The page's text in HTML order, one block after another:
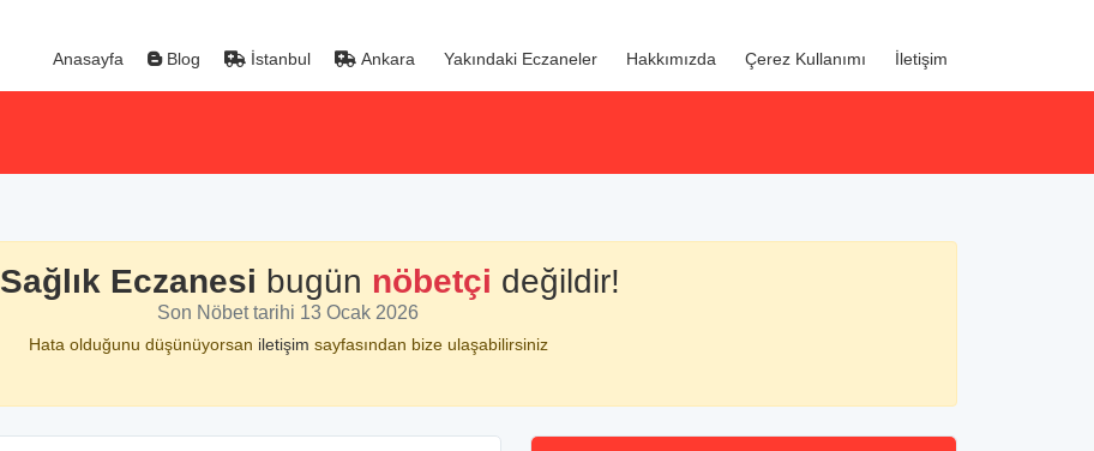
Anasayfa Blog İstanbul Ankara Yakındaki Eczaneler Hakkımızda Çerez Kullanımı İletişim
Sağlık Eczanesi bugün nöbetçi değildir!
Son Nöbet tarihi 13 Ocak 2026
Hata olduğunu düşünüyorsan iletişim sayfasından bize ulaşabilirsiniz